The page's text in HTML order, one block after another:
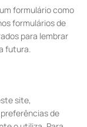
formulário como
formulários de
para lembrar
futura.
site,
de